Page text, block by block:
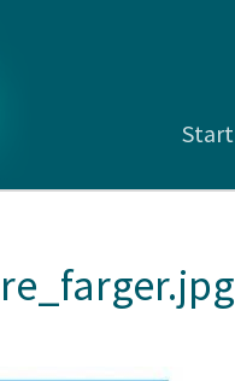
Start